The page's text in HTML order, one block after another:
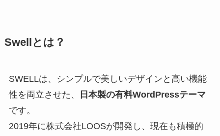
Swellとは？
SWELLは、シンプルで美しいデザインと高い機能
性を両立させた、
日本製の有料WordPressテーマ
です。
2019年に株式会社LOOSが開発し、現在も積極的